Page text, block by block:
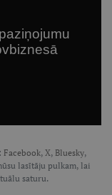
Facebook, X, Bluesky,
lasītāju pulkam, lai
saturu.